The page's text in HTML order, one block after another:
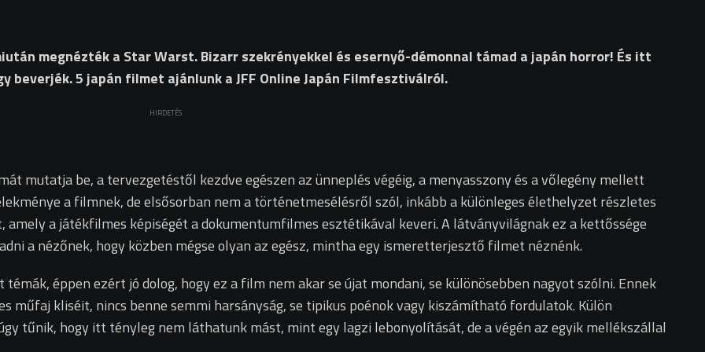
megnézték a Star Warst. Bizarr szekrényekkel és esernyő-démonnal támad a japán horror! És itt
beverjék. 5 japán filmet ajánlunk a JFF Online Japán Filmfesztiválról.
HIRDETÉS
mutatja be, a tervezgetéstől kezdve egészen az ünneplés végéig, a menyasszony és a vőlegény mellett
a filmnek, de elsősorban nem a történetmesélésről szól, inkább a különleges élethelyzet részletes
a játékfilmes képiségét a dokumentumfilmes esztétikával keveri. A látványvilágnak ez a kettőssége
a nézőnek, hogy közben mégse olyan az egész, mintha egy ismeretterjesztő filmet néznénk.
éppen ezért jó dolog, hogy ez a film nem akar se újat mondani, se különösebben nagyot szólni. Ennek
műfaj kliséit, nincs benne semmi harsányság, se tipikus poénok vagy kiszámítható fordulatok. Külön
tűnik, hogy itt tényleg nem láthatunk mást, mint egy lagzi lebonyolítását, de a végén az egyik mellékszállal